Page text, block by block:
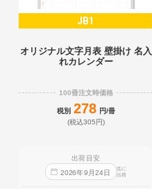
JB1
オリジナル文字月表 壁掛け 名入
れカレンダー
100冊注文時価格
税別 278 円/冊
(税込305円)
出荷目安
2026年9 月24日
迄に
出荷